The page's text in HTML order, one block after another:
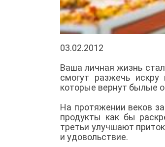
03.02.2012
Ваша личная жизнь
смогут разжечь
которые вернут былые
На протяжении веков
продукты как бы
третьи улучшают
и удовольствие.